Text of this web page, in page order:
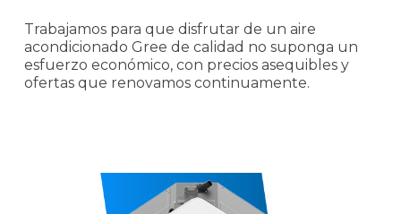
Trabajamos para que disfrutar de un aire
acondicionado Gree de calidad no suponga un
esfuerzo económico, con precios asequibles y
ofertas que renovamos continuamente.